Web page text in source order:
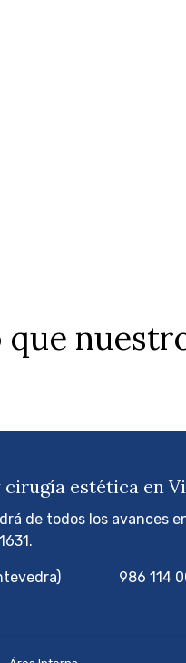
que
estética en
de todos los avances
986 114